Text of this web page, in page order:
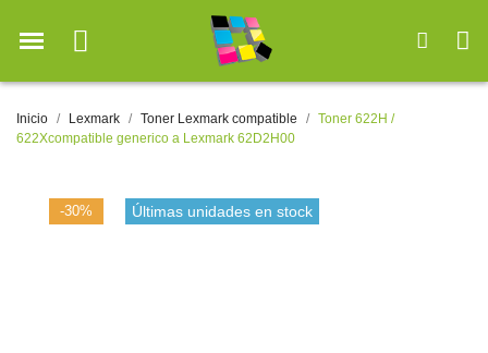
Inicio Lexmark Toner Lexmark compatible
Toner 622H /
622Xcompatible generico a Lexmark 62D2H00
-30% Últimas unidades en stock